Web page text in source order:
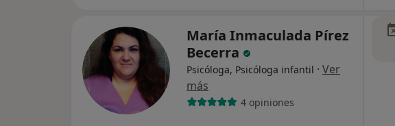
María Inmaculada Pírez
Becerra
Psicóloga, Psicóloga infantil · Ver
más
4 opiniones